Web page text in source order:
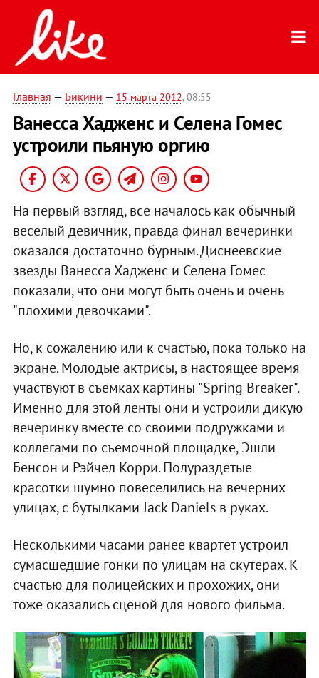
Главная — Бикини — 15 марта 2012, 08:55
Ванесса Хадженс и Селена Гомес
устроили пьяную оргию
На первый взгляд, все началось как обычный
веселый девичник, правда финал вечеринки
оказался достаточно бурным. Диснеевские
звезды Ванесса Хадженс и Селена Гомес
показали, что они могут быть очень и очень
"плохими девочками".
Но, к сожалению или к счастью, пока только на
экране. Молодые актрисы, в настоящее время
участвуют в съемках картины "Spring Breaker".
Именно для этой ленты они и устроили дикую
вечеринку вместе со своими подружками и
коллегами по съемочной площадке, Эшли
Бенсон и Рэйчел Корри. Полураздетые
красотки шумно повеселились на вечерних
улицах, с бутылками Jack Daniels в руках.
Несколькими часами ранее квартет устроил
сумасшедшие гонки по улицам на скутерах. К
счастью для полицейских и прохожих, они
тоже оказались сценой для нового фильма.